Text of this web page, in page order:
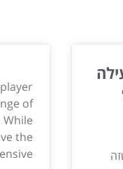
of
While
the